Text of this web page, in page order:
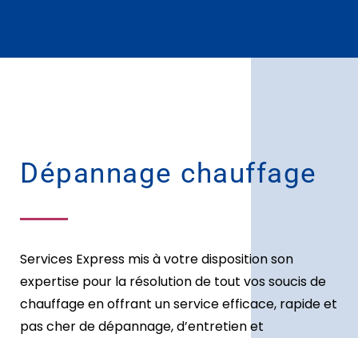
Dépannage chauffage
Services Express mis à votre disposition son
expertise pour la résolution de tout vos soucis de
chauffage en offrant un service efficace, rapide et
pas cher de dépannage, d’entretien et